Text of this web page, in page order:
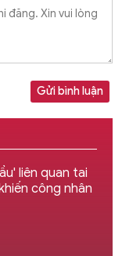
Gửi bình luận
liên quan tai
công nhân